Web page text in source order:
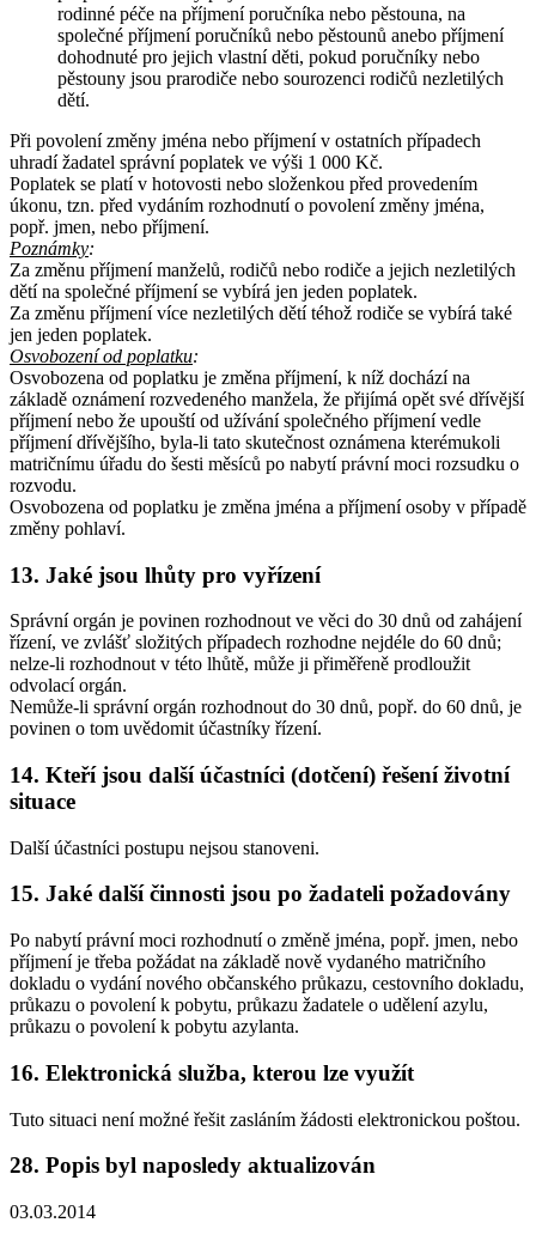
rodinné péče na příjmení poručníka nebo pěstouna, na
společné příjmení poručníků nebo pěstounů anebo příjmení
dohodnuté pro jejich vlastní děti, pokud poručníky nebo
pěstouny jsou prarodiče nebo sourozenci rodičů nezletilých
dětí.
Při povolení změny jména nebo příjmení v ostatních případech
uhradí žadatel správní poplatek ve výši 1 000 Kč.
Poplatek se platí v hotovosti nebo složenkou před provedením
úkonu, tzn. před vydáním rozhodnutí o povolení změny jména,
popř. jmen, nebo příjmení.
Poznámky:
Za změnu příjmení manželů, rodičů nebo rodiče a jejich nezletilých
dětí na společné příjmení se vybírá jen jeden poplatek.
Za změnu příjmení více nezletilých dětí téhož rodiče se vybírá také
jen jeden poplatek.
Osvobození od poplatku:
Osvobozena od poplatku je změna příjmení, k níž dochází na
základě oznámení rozvedeného manžela, že přijímá opět své dřívější
příjmení nebo že upouští od užívání společného příjmení vedle
příjmení dřívějšího, byla-li tato skutečnost oznámena kterémukoli
matričnímu úřadu do šesti měsíců po nabytí právní moci rozsudku o
rozvodu.
Osvobozena od poplatku je změna jména a příjmení osoby v případě
změny pohlaví.
13. Jaké jsou lhůty pro vyřízení
Správní orgán je povinen rozhodnout ve věci do 30 dnů od zahájení
řízení, ve zvlášť složitých případech rozhodne nejdéle do 60 dnů;
nelze-li rozhodnout v této lhůtě, může ji přiměřeně prodloužit
odvolací orgán.
Nemůže-li správní orgán rozhodnout do 30 dnů, popř. do 60 dnů, je
povinen o tom uvědomit účastníky řízení.
14. Kteří jsou další účastníci (dotčení) řešení životní
situace
Další účastníci postupu nejsou stanoveni.
15. Jaké další činnosti jsou po žadateli požadovány
Po nabytí právní moci rozhodnutí o změně jména, popř. jmen, nebo
příjmení je třeba požádat na základě nově vydaného matričního
dokladu o vydání nového občanského průkazu, cestovního dokladu,
průkazu o povolení k pobytu, průkazu žadatele o udělení azylu,
průkazu o povolení k pobytu azylanta.
16. Elektronická služba, kterou lze využít
Tuto situaci není možné řešit zasláním žádosti elektronickou poštou.
28. Popis byl naposledy aktualizován
03.03.2014